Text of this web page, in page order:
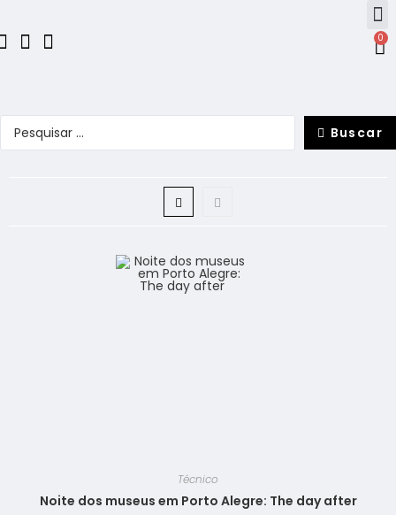
0
Buscar
Técnico
Noite dos museus em Porto Alegre: The day after